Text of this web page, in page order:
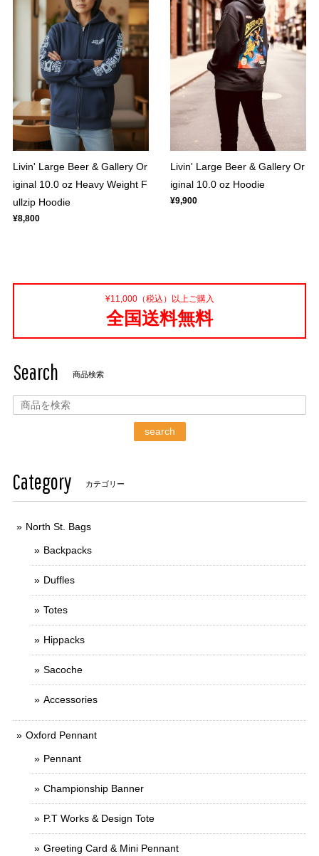
Livin' Large Beer & Gallery Or
iginal 10.0 oz Heavy Weight F
ullzip Hoodie
¥8,800
Livin' Large Beer & Gallery Or
iginal 10.0 oz Hoodie
¥9,900
¥11,000（税込）以上ご購入
全国送料無料
Search 商品検索
search
Category カテゴリー
North St. Bags
Backpacks
Duffles
Totes
Hippacks
Sacoche
Accessories
Oxford Pennant
Pennant
Championship Banner
P.T Works & Design Tote
Greeting Card & Mini Pennant